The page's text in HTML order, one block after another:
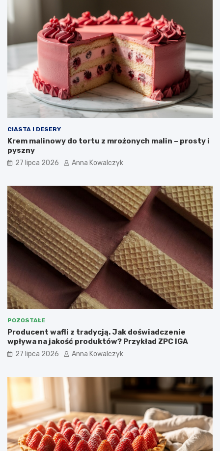
CIASTA I DESERY
Krem malinowy do tortu z mrożonych malin – prosty i
pyszny
27 lipca 2026 Anna Kowalczyk
POZOSTAŁE
Producent wafli z tradycją. Jak doświadczenie
wpływa na jakość produktów? Przykład ZPC IGA
27 lipca 2026 Anna Kowalczyk